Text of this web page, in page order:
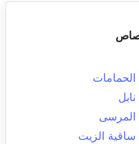
الحمامات
نابل
المرسى
ساقية الزيت